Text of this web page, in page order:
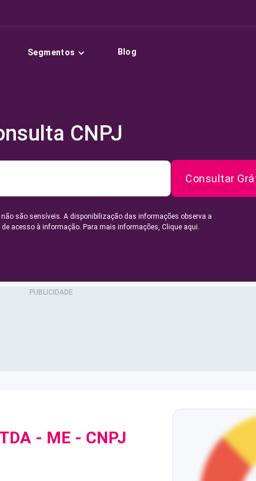
Segmentos Blog
CNPJ
Consultar
são sensíveis. A disponibilização das informações observa a
acesso à informação. Para mais informações, Clique aqui.
- ME - CNPJ